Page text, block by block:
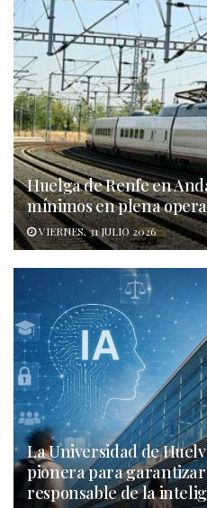
Huelga de Renfe en
mínimos en plena
VIERNES, 31 JULIO 2026
La Universidad de
pionera para garantizar
responsable de la